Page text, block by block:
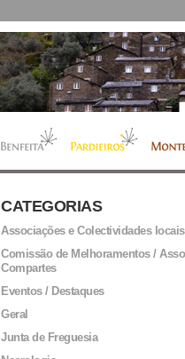
CATEGORIAS
Associações e Colectividades locais
Comissão de Melhoramentos /
Compartes
Eventos / Destaques
Geral
Junta de Freguesia